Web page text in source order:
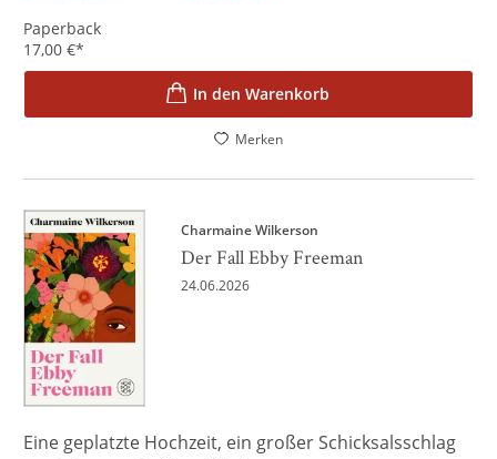
Paperback
17,00 €*
In den Warenkorb
Merken
Charmaine Wilkerson
Der Fall Ebby Freeman
24.06.2026
Eine geplatzte Hochzeit, ein großer Schicksalsschlag